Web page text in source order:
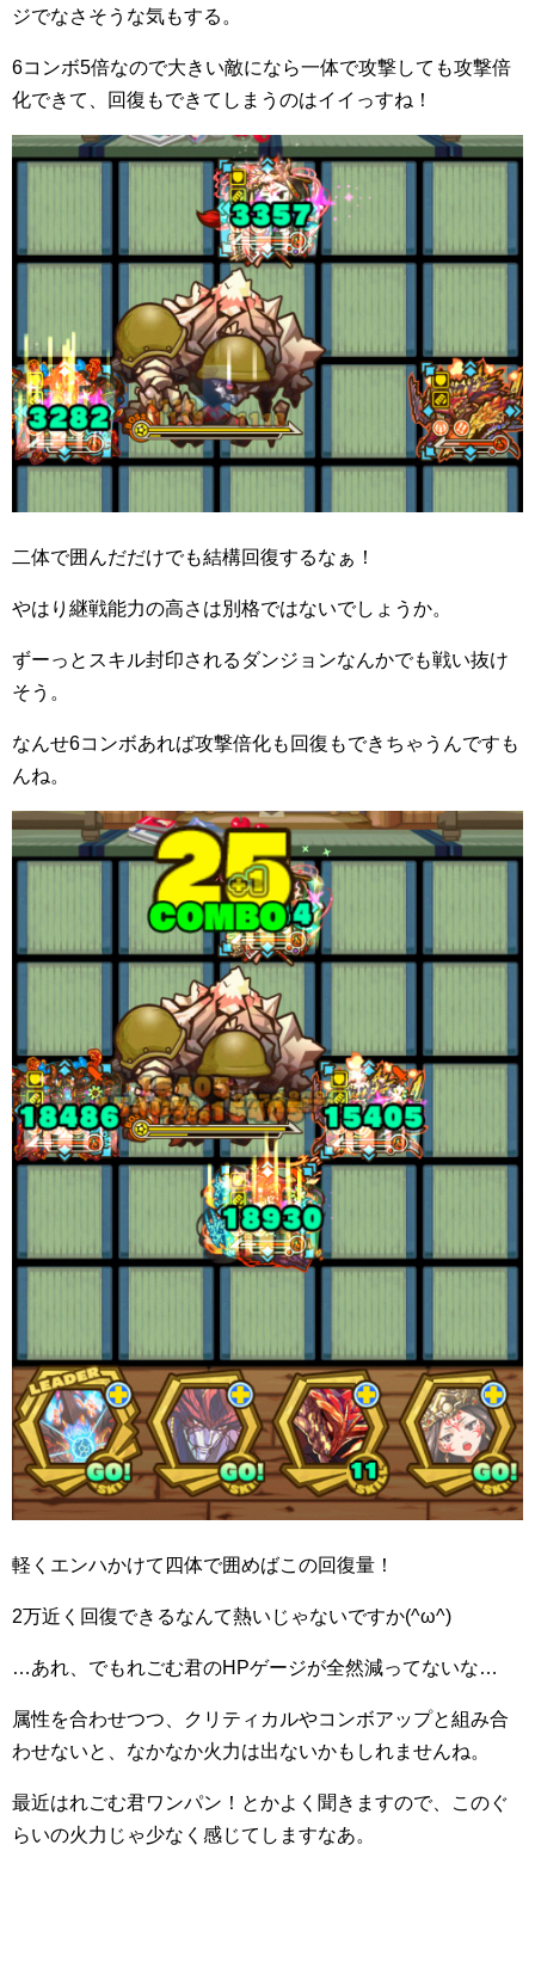
ジでなさそうな気もする。
6コンボ5倍なので大きい敵になら一体で攻撃しても攻撃倍
化できて、回復もできてしまうのはイイっすね！
二体で囲んだだけでも結構回復するなぁ！
やはり継戦能力の高さは別格ではないでしょうか。
ずーっとスキル封印されるダンジョンなんかでも戦い抜け
そう。
なんせ6コンボあれば攻撃倍化も回復もできちゃうんですも
んね。
軽くエンハかけて四体で囲めばこの回復量！
2万近く回復できるなんて熱いじゃないですか(^ω^)
…あれ、でもれごむ君のHPゲージが全然減ってないな…
属性を合わせつつ、クリティカルやコンボアップと組み合
わせないと、なかなか火力は出ないかもしれませんね。
最近はれごむ君ワンパン！とかよく聞きますので、このぐ
らいの火力じゃ少なく感じてしますなあ。